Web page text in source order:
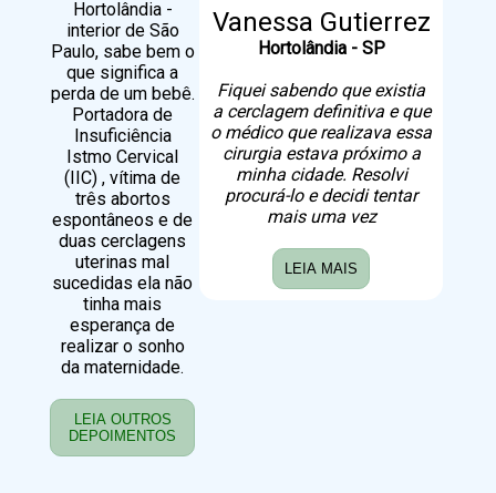
Hortolândia -
interior de São
Paulo, sabe bem o
que significa a
perda de um bebê.
Portadora de
Insuficiência
Istmo Cervical
(IIC) , vítima de
três abortos
espontâneos e de
duas cerclagens
uterinas mal
sucedidas ela não
tinha mais
esperança de
realizar o sonho
da maternidade.
LEIA OUTROS
DEPOIMENTOS
Vanessa Gutierrez
Hortolândia - SP
Fiquei sabendo que existia
a cerclagem definitiva e que
o médico que realizava essa
cirurgia estava próximo a
minha cidade. Resolvi
procurá-lo e decidi tentar
mais uma vez
LEIA MAIS